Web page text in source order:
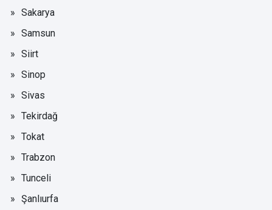
Sakarya
Samsun
Siirt
Sinop
Sivas
Tekirdağ
Tokat
Trabzon
Tunceli
Şanlıurfa